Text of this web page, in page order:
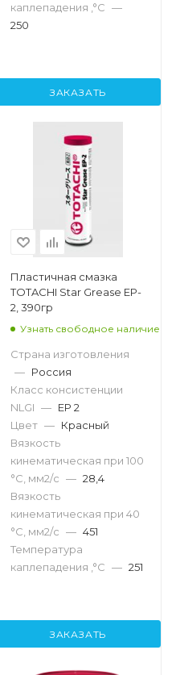
каплепадения ,°C —
250
ЗАКАЗАТЬ
Пластичная смазка
TOTACHI Star Grease EP-
2, 390гр
Узнать свободное наличие
Страна изготовления
— Россия
Класс консистенции
NLGI — EP 2
Цвет — Красный
Вязкость
кинематическая при 100
°С, мм2/с — 28,4
Вязкость
кинематическая при 40
°С, мм2/с — 451
Температура
каплепадения ,°C — 251
ЗАКАЗАТЬ